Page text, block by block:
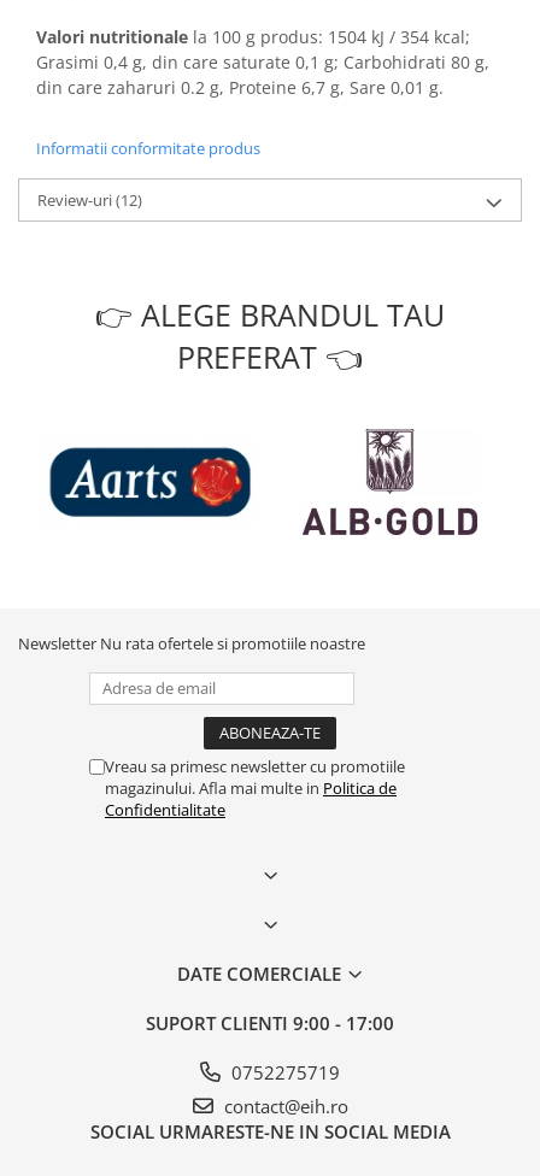
Valori nutritionale la 100 g produs: 1504 kJ / 354 kcal;
Grasimi 0,4 g, din care saturate 0,1 g; Carbohidrati 80 g,
din care zaharuri 0.2 g, Proteine 6,7 g, Sare 0,01 g.
Informatii conformitate produs
Review-uri(12)
👉 ALEGE BRANDUL TAU
PREFERAT 👈
Newsletter Nu rata ofertele si promotiile noastre
Vreau sa primesc newsletter cu promotiile
magazinului. Afla mai multe in Politica de
Confidentialitate
DATE COMERCIALE
SUPORT CLIENTI 9:00 - 17:00
0752275719
contact@eih.ro
SOCIAL URMARESTE-NE IN SOCIAL MEDIA